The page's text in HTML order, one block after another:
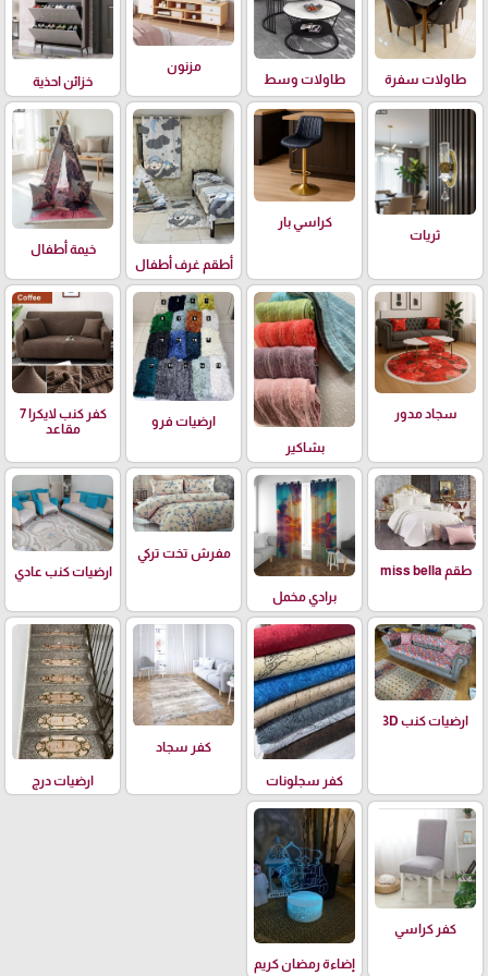
طاولات سفرة طاولات وسط
مزنون
خزائن احذية
ثريات
كراسي بار
أطقم غرف أطفال
خيمة أطفال
سجاد مدور
بشاكير
ارضيات فرو
كفر كنب لايكرا 7
مقاعد
طقم miss bella
برادي مخمل
مفرش تخت تركي
ارضيات كنب عادي
ارضيات كنب 3D
كفر سجلونات
كفر سجاد
ارضيات درج
كفر كراسي
إضاءة رمضان كريم